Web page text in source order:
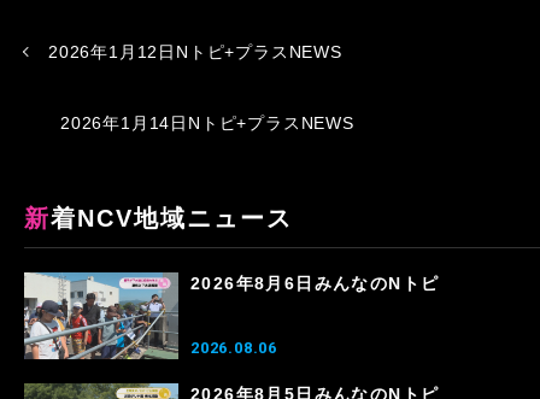
2026年1月12日Nトピ+プラスNEWS
2026年1月14日Nトピ+プラスNEWS
新着NCV地域ニュース
2026年8月6日みんなのNトピ
2026.08.06
2026年8月5日みんなのNトピ